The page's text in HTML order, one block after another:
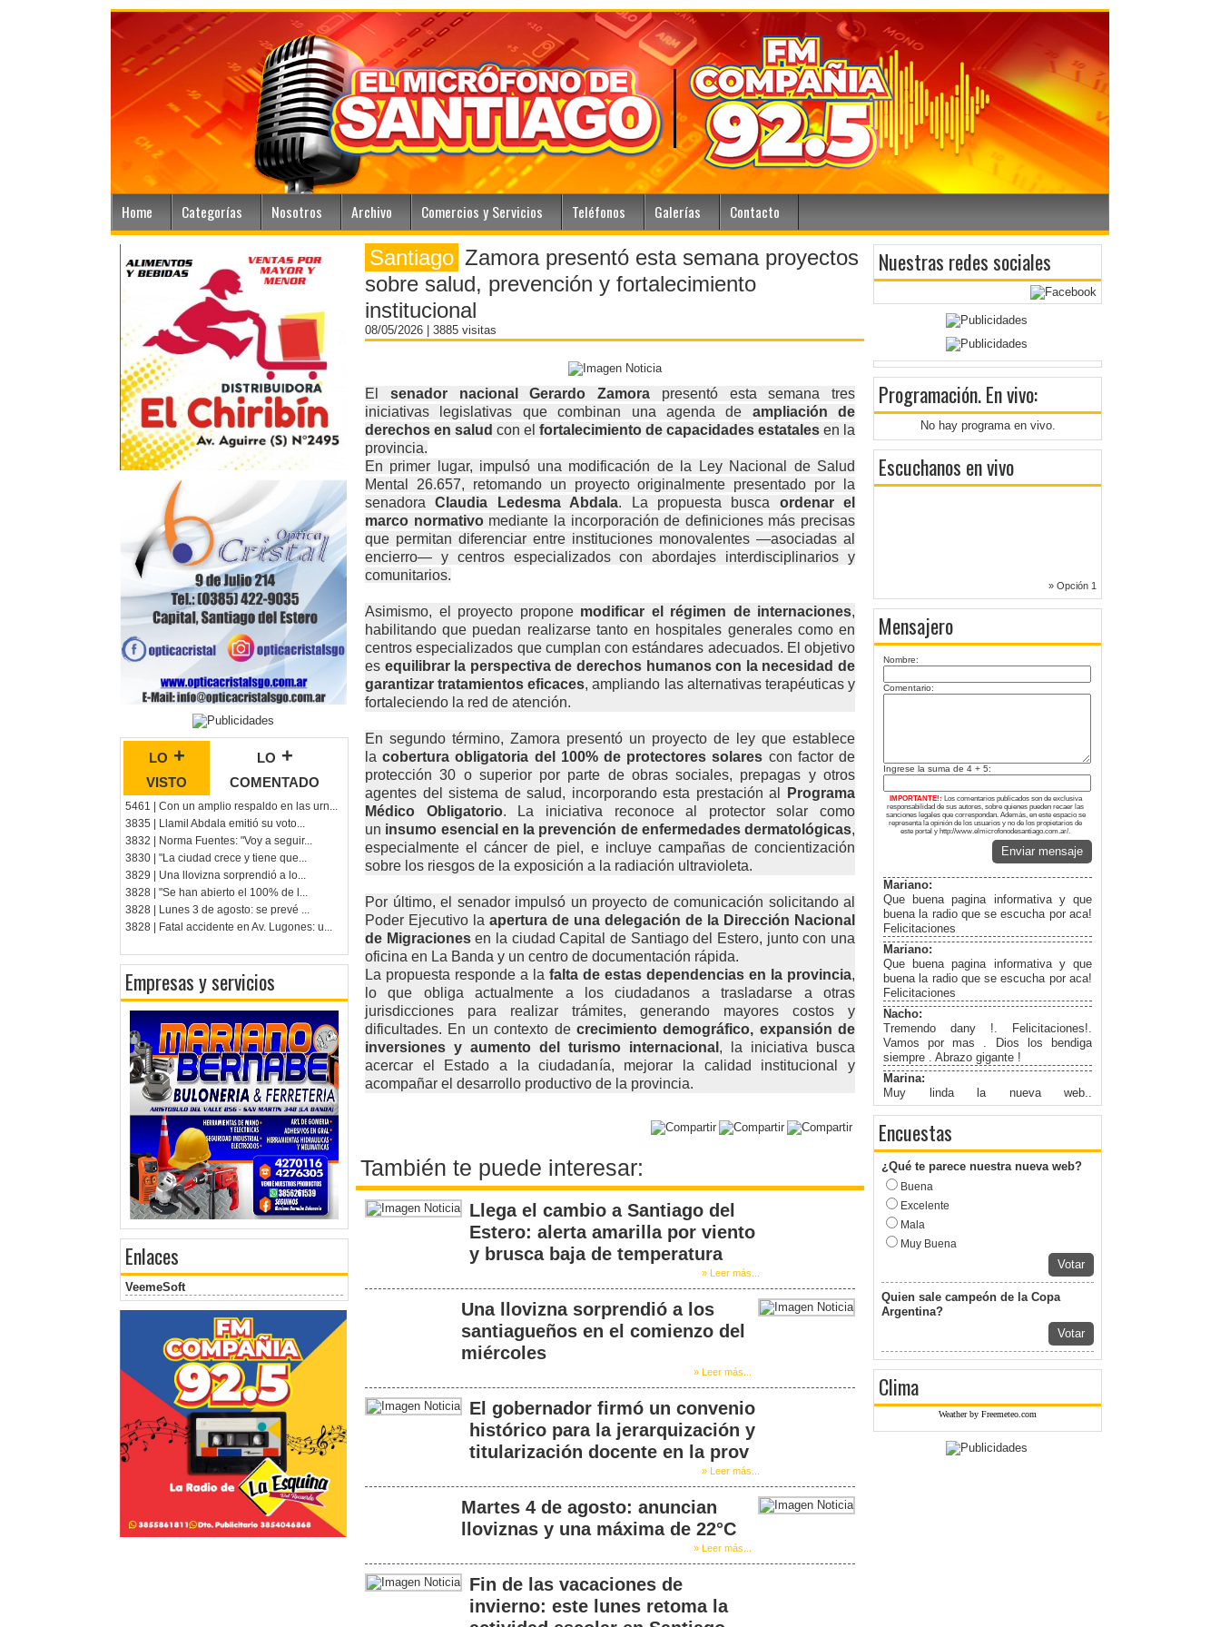
Home Categorías Nosotros Archivo Comercios y Servicios Teléfonos Galerías Contacto
lo +
visto
lo +
comentado
5461 | Con un amplio respaldo en las urn...
3835 | Llamil Abdala emitió su voto...
3832 | Norma Fuentes: "Voy a seguir...
3830 | "La ciudad crece y tiene que...
3829 | Una llovizna sorprendió a lo...
3828 | "Se han abierto el 100% de l...
3828 | Lunes 3 de agosto: se prevé ...
3828 | Fatal accidente en Av. Lugones: u...
Empresas y servicios
Enlaces
VeemeSoft
Santiago Zamora presentó esta semana proyectos
sobre salud, prevención y fortalecimiento
institucional
08/05/2026 | 3885 visitas
El senador nacional Gerardo Zamora presentó esta semana tres
iniciativas legislativas que combinan una agenda de ampliación de
derechos en salud con el fortalecimiento de capacidades estatales en la
provincia.
En primer lugar, impulsó una modificación de la Ley Nacional de Salud
Mental 26.657, retomando un proyecto originalmente presentado por la
senadoraClaudia Ledesma Abdala. La propuesta busca ordenar el
marco normativomediante la incorporación de definiciones más precisas
que permitan diferenciar entre instituciones monovalentes —asociadas al
encierro— y centros especializados con abordajes interdisciplinarios y
comunitarios.
Asimismo, el proyecto propone modificar el régimen de internaciones,
habilitando que puedan realizarse tanto en hospitales generales como en
centros especializados que cumplan con estándares adecuados. El objetivo
es equilibrar la perspectiva de derechos humanos con la necesidad de
garantizar tratamientos eficaces, ampliando las alternativas terapéuticas y
fortaleciendo la red de atención.
En segundo término, Zamora presentó un proyecto de ley que establece
lacobertura obligatoria del 100% de protectores solares con factor de
protección 30 o superior por parte de obras sociales, prepagas y otros
agentes del sistema de salud, incorporando esta prestación al
Programa
Médico Obligatorio. La iniciativa reconoce al protector solar como
un insumo esencial en la prevención de enfermedades dermatológicas,
especialmente el cáncer de piel, e incluye campañas de concientización
sobre los riesgos de la exposición a la radiación ultravioleta.
Por último, el senador impulsó un proyecto de comunicación solicitando al
Poder Ejecutivo la apertura de una delegación de la Dirección Nacional
de Migracionesen la ciudad Capital de Santiago del Estero, junto con una
oficina en La Banda y un centro de documentación rápida.
La propuesta responde a la falta de estas dependencias en la provincia,
lo que obliga actualmente a los ciudadanos a trasladarse a otras
jurisdicciones para realizar trámites, generando mayores costos y
dificultades. En un contexto de crecimiento demográfico, expansión de
inversiones y aumento del turismo internacional , la iniciativa busca
acercar el Estado a la ciudadanía, mejorar la calidad institucional y
acompañar el desarrollo productivo de la provincia.
También te puede interesar:
Llega el cambio a Santiago del
Estero: alerta amarilla por viento
y brusca baja de temperatura
» Leer más...
Una llovizna sorprendió a los
santiagueños en el comienzo del
miércoles
» Leer más...
El gobernador firmó un convenio
histórico para la jerarquización y
titularización docente en la prov
» Leer más...
Martes 4 de agosto: anuncian
lloviznas y una máxima de 22°C
» Leer más...
Fin de las vacaciones de
invierno: este lunes retoma la
Nuestras redes sociales
Programación. En vivo:
No hay programa en vivo.
Escuchanos en vivo
» Opción 1
Mensajero
Nombre:
Comentario:
Ingrese la suma de 4 + 5:
IMPORTANTE!: Los comentarios publicados son de exclusiva
responsabilidad de sus autores, sobre quienes pueden recaer las
sanciones legales que correspondan. Además, en este espacio se
representa la opinión de los usuarios y no de los propietarios de
este portal y http://www.elmicrofonodesantiago.com.ar/.
Enviar mensaje
Mariano:
Que buena pagina informativa y que
buena la radio que se escucha por aca!
Felicitaciones
Mariano:
Que buena pagina informativa y que
buena la radio que se escucha por aca!
Felicitaciones
Nacho:
Tremendo dany !. Felicitaciones!.
Vamos por mas . Dios los bendiga
siempre . Abrazo gigante !
Marina:
Muy linda la nueva web..
Felicitaciones!
Encuestas
¿Qué te parece nuestra nueva web?
Buena
Excelente
Mala
Muy Buena
Votar
Quien sale campeón de la Copa
Argentina?
Votar
Clima
Weather by Freemeteo.com